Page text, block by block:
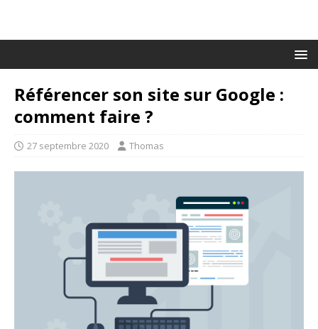
Référencer son site sur Google :
comment faire ?
27 septembre 2020 Thomas